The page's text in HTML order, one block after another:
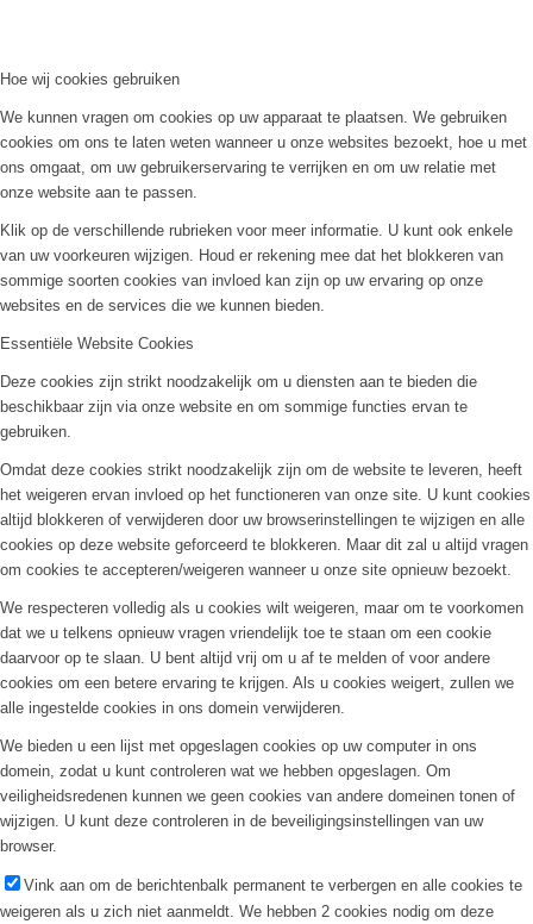
Hoe wij cookies gebruiken
We kunnen vragen om cookies op uw apparaat te plaatsen. We gebruiken
cookies om ons te laten weten wanneer u onze websites bezoekt, hoe u met
ons omgaat, om uw gebruikerservaring te verrijken en om uw relatie met
onze website aan te passen.
Klik op de verschillende rubrieken voor meer informatie. U kunt ook enkele
van uw voorkeuren wijzigen. Houd er rekening mee dat het blokkeren van
sommige soorten cookies van invloed kan zijn op uw ervaring op onze
websites en de services die we kunnen bieden.
Essentiële Website Cookies
Deze cookies zijn strikt noodzakelijk om u diensten aan te bieden die
beschikbaar zijn via onze website en om sommige functies ervan te
gebruiken.
Omdat deze cookies strikt noodzakelijk zijn om de website te leveren, heeft
het weigeren ervan invloed op het functioneren van onze site. U kunt cookies
altijd blokkeren of verwijderen door uw browserinstellingen te wijzigen en alle
cookies op deze website geforceerd te blokkeren. Maar dit zal u altijd vragen
om cookies te accepteren/weigeren wanneer u onze site opnieuw bezoekt.
We respecteren volledig als u cookies wilt weigeren, maar om te voorkomen
dat we u telkens opnieuw vragen vriendelijk toe te staan om een cookie
daarvoor op te slaan. U bent altijd vrij om u af te melden of voor andere
cookies om een betere ervaring te krijgen. Als u cookies weigert, zullen we
alle ingestelde cookies in ons domein verwijderen.
We bieden u een lijst met opgeslagen cookies op uw computer in ons
domein, zodat u kunt controleren wat we hebben opgeslagen. Om
veiligheidsredenen kunnen we geen cookies van andere domeinen tonen of
wijzigen. U kunt deze controleren in de beveiligingsinstellingen van uw
browser.
Vink aan om de berichtenbalk permanent te verbergen en alle cookies te
weigeren als u zich niet aanmeldt. We hebben 2 cookies nodig om deze